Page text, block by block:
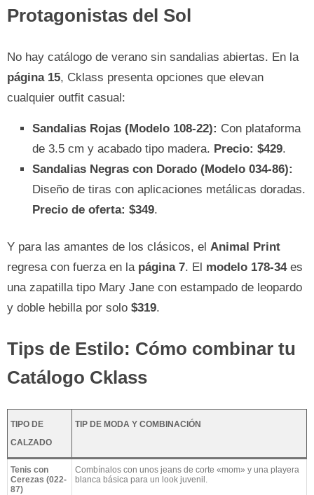
Protagonistas del Sol
No hay catálogo de verano sin sandalias abiertas. En la
página 15, Cklass presenta opciones que elevan
cualquier outfit casual:
Sandalias Rojas (Modelo 108-22): Con plataforma
de 3.5 cm y acabado tipo madera. Precio: $429.
Sandalias Negras con Dorado (Modelo 034-86):
Diseño de tiras con aplicaciones metálicas doradas.
Precio de oferta: $349.
Y para las amantes de los clásicos, el Animal Print
regresa con fuerza en la página 7. El modelo 178-34es
una zapatilla tipo Mary Jane con estampado de leopardo
y doble hebilla por solo $319.
Tips de Estilo: Cómo combinar tu
Catálogo Cklass
TIPO DE
CALZADO
TIP DE MODA Y COMBINACIÓN
Tenis con
Cerezas (022-
87)
Combínalos con unos jeans de corte «mom» y una playera
blanca básica para un look juvenil.